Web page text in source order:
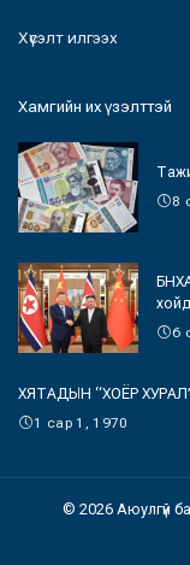
Хүсэлт илгээх
Хамгийн их үзэлттэй
8
6
ХЯТАДЫН “ХОЁР
1 сар 1, 1970
© 2026 Аюулгүй